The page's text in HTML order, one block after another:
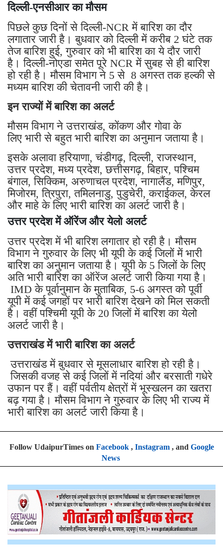
दिल्ली-एनसीआर का मौसम
पिछले कुछ दिनों से दिल्ली-NCR में बारिश का दौर
लगातार जारी है। बुधवार को दिल्ली में करीब 2 घंटे तक
तेज बारिश हुई, गुरुवार को भी बारिश का ये दौर जारी
है। दिल्ली-नोएडा समेत पूरे NCR में सुबह से ही बारिश
हो रही है। मौसम विभाग ने 5 से 8 अगस्त तक हल्की से
मध्यम बारिश की चेतावनी जारी की है।
इन राज्यों में बारिश का अलर्ट
मौसम विभाग ने उत्तराखंड, कोंकण और गोवा के
लिए भारी से बहुत भारी बारिश का अनुमान जताया है।
इसके अलावा हरियाणा, चंडीगढ़, दिल्ली, राजस्थान,
उत्तर प्रदेश, मध्य प्रदेश, छत्तीसगढ़, बिहार, पश्चिम
बंगाल, सिक्किम, अरुणाचल प्रदेश, नागालैंड, मणिपुर,
मिजोरम, त्रिपुरा, तमिलनाडु, पुडुचेरी, कराईकल, केरल
और माहे के लिए भारी बारिश का अलर्ट जारी है।
उत्तर प्रदेश में ऑरेंज और येलो अलर्ट
उत्तर प्रदेश में भी बारिश लगातार हो रही है। मौसम
विभाग ने गुरुवार के लिए भी यूपी के कई जिलों में भारी
बारिश का अनुमान जताया है। यूपी के 5 जिलों के लिए
अति भारी बारिश का ऑरेंज अलर्ट जारी किया गया है।
IMD के पूर्वानुमान के मुताबिक, 5-6 अगस्त को पूर्वी
यूपी में कई जगहों पर भारी बारिश देखने को मिल सकती
है। वहीं पश्चिमी यूपी के 20 जिलों में बारिश का येलो
अलर्ट जारी है।
उत्तराखंड में भारी बारिश का अलर्ट
उत्तराखंड में बुधवार से मूसलाधार बारिश हो रही है।
जिसकी वजह से कई जिलों में नदियां और बरसाती गधेरे
उफान पर हैं। वहीं पर्वतीय क्षेत्रों में भूस्खलन का खतरा
बढ़ गया है। मौसम विभाग ने गुरुवार के लिए भी राज्य में
भारी बारिश का अलर्ट जारी किया है।
Follow UdaipurTimes on Facebook, Instagram, and Google
News